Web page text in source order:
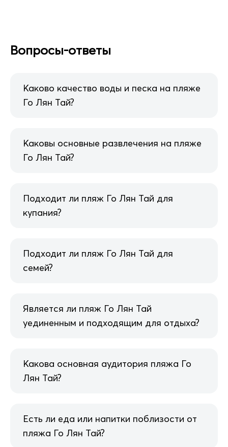
Вопросы-ответы
Каково качество воды и песка на пляже
Го Лян Тай?
Каковы основные развлечения на пляже
Го Лян Тай?
Подходит ли пляж Го Лян Тай для
купания?
Подходит ли пляж Го Лян Тай для
семей?
Является ли пляж Го Лян Тай
уединенным и подходящим для отдыха?
Какова основная аудитория пляжа Го
Лян Тай?
Есть ли еда или напитки поблизости от
пляжа Го Лян Тай?